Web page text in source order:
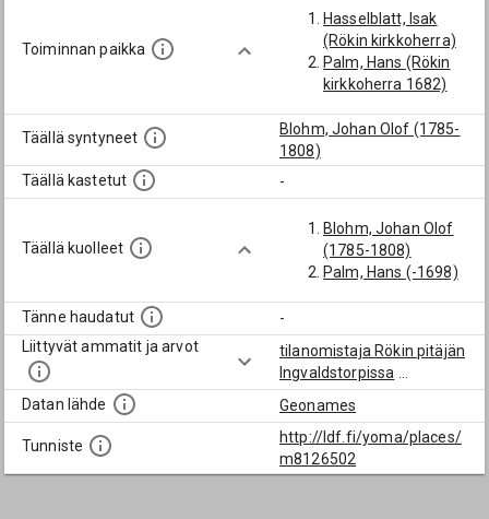
Toiminnan paikka
Hasselblatt, Isak
(Rökin kirkkoherra)
Palm, Hans (Rökin
kirkkoherra 1682)
Täällä syntyneet
Blohm, Johan Olof (1785-
1808)
Täällä kastetut
-
Täällä kuolleet
Blohm, Johan Olof
(1785-1808)
Palm, Hans (-1698)
Tänne haudatut
-
Liittyvät ammatit ja arvot
tilanomistaja Rökin pitäjän
Ingvaldstorpissa
Datan lähde
Geonames
Tunniste
http://ldf.fi/yoma/places/
m8126502